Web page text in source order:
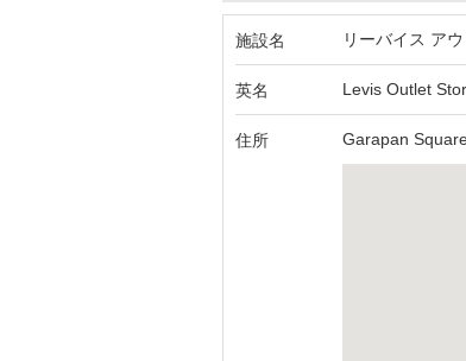
施設名 リーバイス ア
英名 Levis Outlet
住所 Garapan